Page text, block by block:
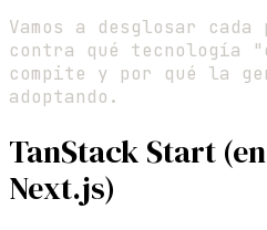
Vamos a desglosar
contra qué tecnología
compite y por qué la
adoptando.
TanStack Start
Next.js)